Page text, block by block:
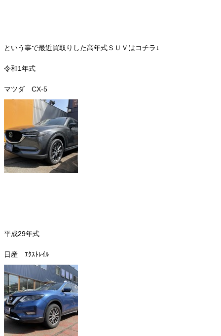
という事で最近買取りした高年式ＳＵＶはコチラ↓
令和1年式
マツダ CX-5
平成29年式
日産 ｴｸｽﾄﾚｲﾙ